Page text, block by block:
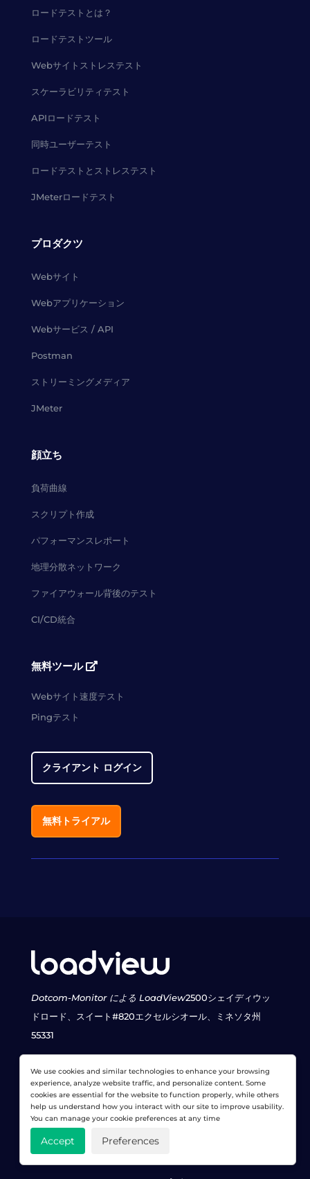
ロードテストとは？
ロードテストツール
Webサイトストレステスト
スケーラビリティテスト
APIロードテスト
同時ユーザーテスト
ロードテストとストレステスト
JMeterロードテスト
プロダクツ
Webサイト
Webアプリケーション
Webサービス / API
Postman
ストリーミングメディア
JMeter
顔立ち
負荷曲線
スクリプト作成
パフォーマンスレポート
地理分散ネットワーク
ファイアウォール背後のテスト
CI/CD統合
無料ツール
Webサイト速度テスト
Pingテスト
クライアント ログイン
無料トライアル
Dotcom-Monitor による LoadView2500シェイディウッ
ドロード、スイート#820エクセルシオール、ミネソタ州
55331
お 問い合わせ
電話番号: 1-888-479-0741 メール: sales@loadview-
testing.com
We use cookies and similar technologies to enhance your browsing
experience, analyze website traffic, and personalize content. Some
cookies are essential for the website to function properly, while others
help us understand how you interact with our site to improve usability.
You can manage your cookie preferences at any time
Accept Preferences